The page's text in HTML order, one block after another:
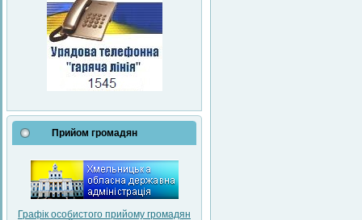
Прийом громадян
Графік особистого прийому громадян